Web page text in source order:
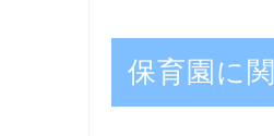
保育園に